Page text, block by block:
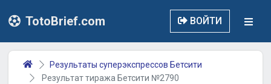
TotoBrief.com ВОЙТИ
Результаты суперэкспрессов Бетсити
Результат тиража Бетсити №2790